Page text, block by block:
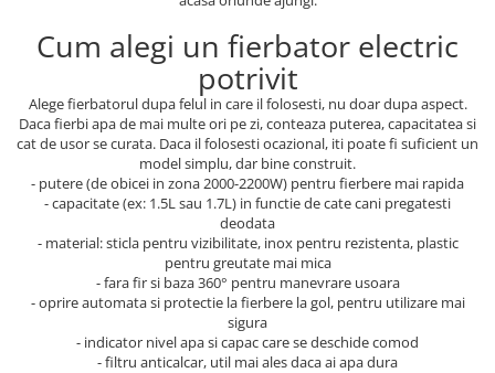
Cum alegi un fierbator electric
potrivit
Alege fierbatorul dupa felul in care il folosesti, nu doar dupa aspect.
Daca fierbi apa de mai multe ori pe zi, conteaza puterea, capacitatea si
cat de usor se curata. Daca il folosesti ocazional, iti poate fi suficient un
model simplu, dar bine construit.
- putere (de obicei in zona 2000-2200W) pentru fierbere mai rapida
- capacitate (ex: 1.5L sau 1.7L) in functie de cate cani pregatesti
deodata
- material: sticla pentru vizibilitate, inox pentru rezistenta, plastic
pentru greutate mai mica
- fara fir si baza 360° pentru manevrare usoara
- oprire automata si protectie la fierbere la gol, pentru utilizare mai
sigura
- indicator nivel apa si capac care se deschide comod
- filtru anticalcar, util mai ales daca ai apa dura